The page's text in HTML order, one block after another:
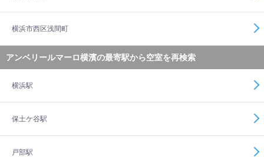
横浜市西区浅間町
アンベリールマーロ横濱の最寄駅から空室を再検索
横浜駅
保土ケ谷駅
戸部駅